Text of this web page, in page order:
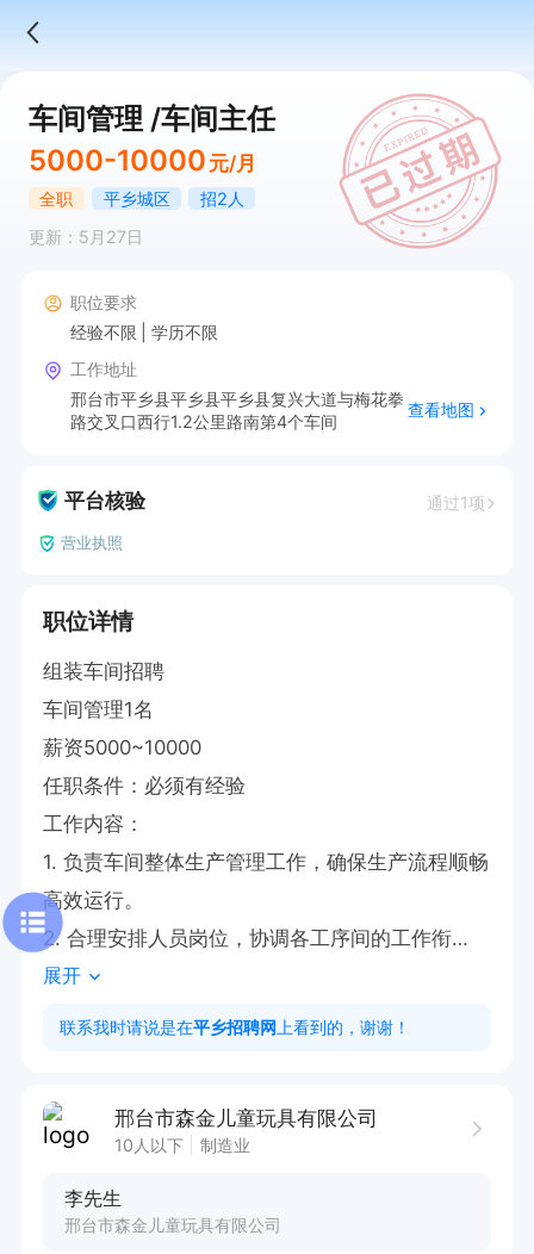
车间管理 /车间主任
5000-10000 元/月
全职 平乡城区
招2人
更新：5月27日
职位要求
经验不限
学历不限
工作地址
邢台市平乡县平乡县平乡县复兴大道与梅花拳
路交叉口西行1.2公里路南第4个车间
查看地图
平台核验 通过1项
营业执照
职位详情
组装车间招聘
车间管理1名
薪资5000~10000
任职条件：必须有经验
工作内容：
1. 负责车间整体生产管理工作，确保生产流程顺畅
高效运行。
2. 合理安排人员岗位，协调各工序间的工作衔
接，提升生产效率。
地址：平乡县复兴大道与梅花拳路交叉口西行1.2
展开
联系我时请说是在平乡招聘网 上看到的，谢谢！
邢台市森金儿童玩具有限公司
10人以下 制造业
李先生
邢台市森金儿童玩具有限公司